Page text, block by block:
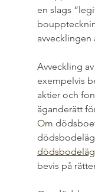
en slags
Avveckling
exempelvis
aktier och
äganderätt
Om
bevis på